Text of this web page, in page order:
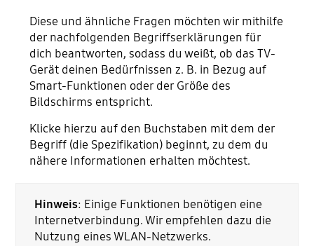
Diese und ähnliche Fragen möchten wir mithilfe
der nachfolgenden Begriffserklärungen für
dich beantworten, sodass du weißt, ob das TV-
Gerät deinen Bedürfnissen z. B. in Bezug auf
Smart-Funktionen oder der Größe des
Bildschirms entspricht.
Klicke hierzu auf den Buchstaben mit dem der
Begriff (die Spezifikation) beginnt, zu dem du
nähere Informationen erhalten möchtest.
Hinweis: Einige Funktionen benötigen eine
Internetverbindung. Wir empfehlen dazu die
Nutzung eines WLAN-Netzwerks.